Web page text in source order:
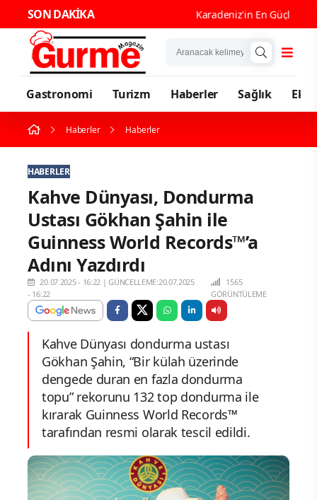
SON DAKİKA Karadeniz'in En Güçlü
Gastronomi Turizm Haberler Sağlık
Haberler Haberler
HABERLER
Kahve Dünyası, Dondurma
Ustası Gökhan Şahin ile
Guinness World Records™’a
Adını Yazdırdı
20.07.2025 - 16:22 |GÜNCELLEME:20.07.2025
- 16:22
1565
GÖRÜNTÜLEME
Kahve Dünyası dondurma ustası
Gökhan Şahin, “Bir külah üzerinde
dengede duran en fazla dondurma
topu” rekorunu 132 top dondurma ile
kırarak Guinness World Records™
tarafından resmi olarak tescil edildi.